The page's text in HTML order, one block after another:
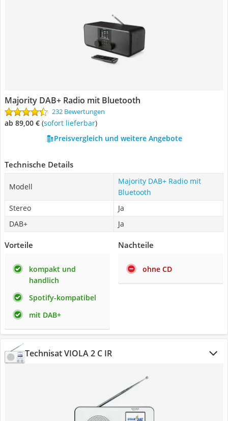
Majority DAB+ Radio mit Bluetooth
232 Bewertungen
ab 89,00 € ( Sofort lieferbar)
Preisvergleich und weitere Angebote
Technische Details
Modell
Majority DAB+ Radio mit
Bluetooth
Stereo
Ja
DAB+
Ja
Vorteile
kompakt und
handlich
Spotify-kompatibel
mit DAB+
Nachteile
ohne CD
Technisat VIOLA 2 C IR